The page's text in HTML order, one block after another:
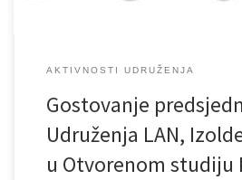
AKTIVNOSTI UDRUŽENJA
Gostovanje
Udruženja LAN,
u Otvorenom studiju